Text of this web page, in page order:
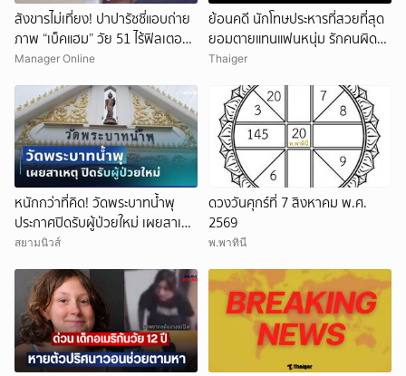
สังขารไม่เที่ยง! ปาปารัซซี่แอบถ่าย
ภาพ “เบ็คแฮม” วัย 51 ไร้ฟิลเตอร์
เผยให้เห็นผมบาง-ศีรษะล้าน
Manager Online
ย้อนคดี นักโทษประหารที่สวยที่สุด
ยอมตายแทนแฟนหนุ่ม รักคนผิด
ชีวิตดิ่งเหว
Thaiger
หนักกว่าที่คิด! วัดพระบาทน้ำพุ
ประกาศปิดรับผู้ป่วยใหม่ เผยสาเหตุ
สุดสะเทือนใจ
สยามนิวส์
ดวงวันศุกร์ที่ 7 สิงหาคม พ.ศ.
2569
พ.พาทินี